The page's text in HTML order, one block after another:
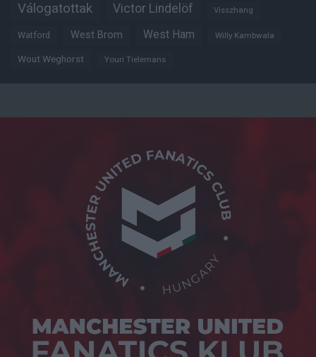
Válogatottak Victor Lindelöf Visszhang
Watford West Brom West Ham Willy Kambwala
Wout Weghorst Youri Tielemans